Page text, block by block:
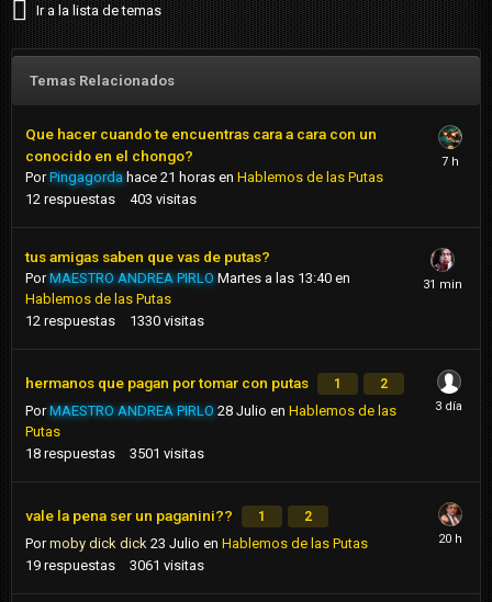
14. Besos en la Boca: solo picos
16.Telefono / Anuncia / Local:
17. Número de Habitación: no tienen
colchon
19. Puntaje de Atención (0/10): 6/10
Ir a la lista de temas
Temas Relacionados
Que hacer cuando te encuentras cara a cara con un
conocido en el chongo?
PorPingagorda hace 21 horas en Hablemos de las Putas
12 respuestas 403 visitas
tus amigas saben que vas de putas?
PorMAESTRO ANDREA PIRLO Martes a las 13:40 en
Hablemos de las Putas
12 respuestas 1330 visitas
hermanos que pagan por tomar con putas 1 2
PorMAESTRO ANDREA PIRLO 28 Julio en Hablemos de las
Putas
18 respuestas 3501 visitas
vale la pena ser un paganini?? 1 2
Pormoby dick dick 23 Julio en Hablemos de las Putas
19 respuestas 3061 visitas